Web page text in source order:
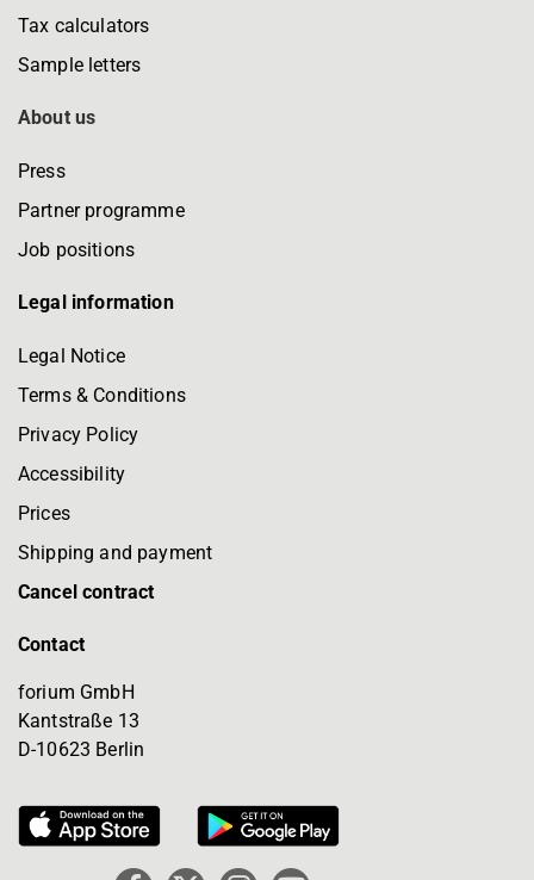
Tax calculators
Sample letters
About us
Press
Partner programme
Job positions
Legal information
Legal Notice
Terms & Conditions
Privacy Policy
Accessibility
Prices
Shipping and payment
Cancel contract
Contact
forium GmbH
Kantstraße 13
D-10623 Berlin